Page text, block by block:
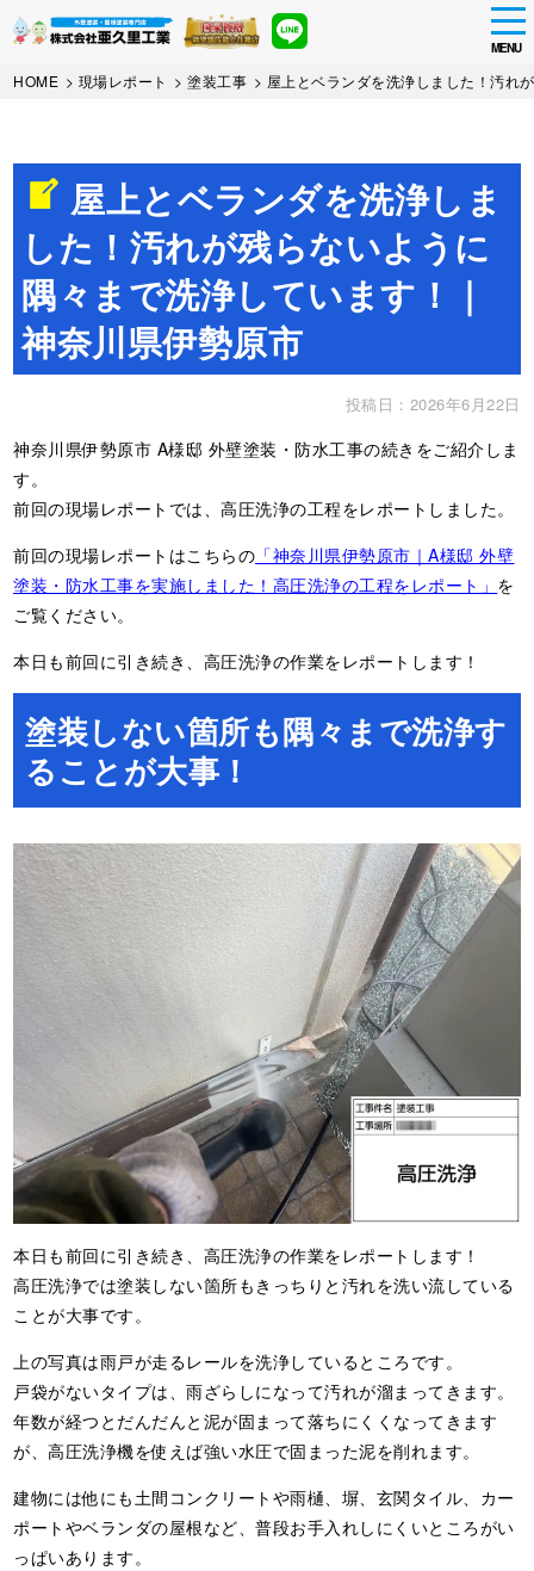
Skip
MENU
HOME > 現場レポート >塗装工事 > 屋上とベランダを洗浄しました！汚れ
屋上とベランダを洗浄しま
した！汚れが残らないように
隅々まで洗浄しています！｜
神奈川県伊勢原市
投稿日：2026年6月22日
神奈川県伊勢原市 A様邸 外壁塗装・防水工事の続きをご紹介しま
す。
前回の現場レポートでは、高圧洗浄の工程をレポートしました。
前回の現場レポートはこちらの 「神奈川県伊勢原市｜A様邸 外壁
塗装・防水工事を実施しました！高圧洗浄の工程をレポート」 を
ご覧ください。
本日も前回に引き続き、高圧洗浄の作業をレポートします！
塗装しない箇所も隅々まで洗浄す
ることが大事！
本日も前回に引き続き、高圧洗浄の作業をレポートします！
高圧洗浄では塗装しない箇所もきっちりと汚れを洗い流している
ことが大事です。
上の写真は雨戸が走るレールを洗浄しているところです。
戸袋がないタイプは、雨ざらしになって汚れが溜まってきます。
年数が経つとだんだんと泥が固まって落ちにくくなってきます
が、高圧洗浄機を使えば強い水圧で固まった泥を削れます。
建物には他にも土間コンクリートや雨樋、塀、玄関タイル、カー
ポートやベランダの屋根など、普段お手入れしにくいところがい
っぱいあります。